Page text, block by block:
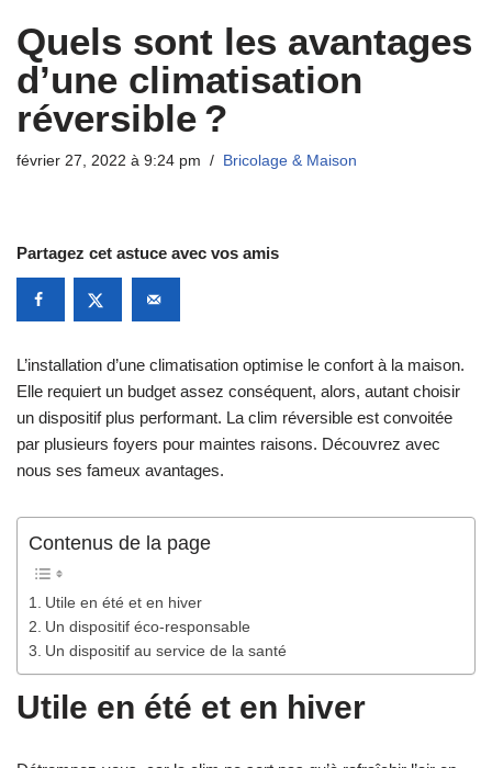
Quels sont les avantages
d’une climatisation
réversible ?
février 27, 2022 à 9:24 pm Bricolage & Maison
Partagez cet astuce avec vos amis
L’installation d’une climatisation optimise le confort à la maison.
Elle requiert un budget assez conséquent, alors, autant choisir
un dispositif plus performant. La clim réversible est convoitée
par plusieurs foyers pour maintes raisons. Découvrez avec
nous ses fameux avantages.
Contenus de la page
Utile en été et en hiver
Un dispositif éco-responsable
Un dispositif au service de la santé
Utile en été et en hiver